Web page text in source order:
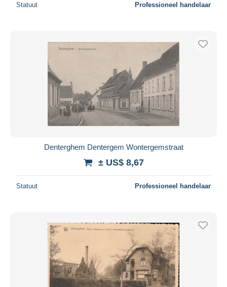
Statuut Professioneel handelaar
Denterghem Dentergem Wontergemstraat
± US$ 8,67
Statuut Professioneel handelaar